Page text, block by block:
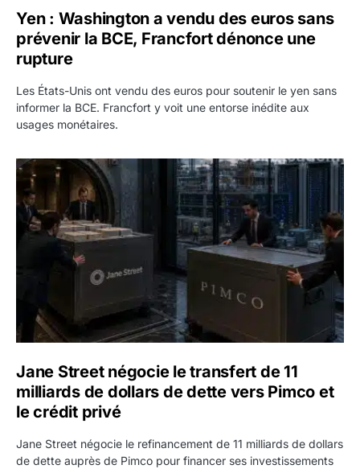
Yen : Washington a vendu des euros sans
prévenir la BCE, Francfort dénonce une
rupture
Les États-Unis ont vendu des euros pour soutenir le yen sans
informer la BCE. Francfort y voit une entorse inédite aux
usages monétaires.
Jane Street négocie le transfert de 11 milliards de
Jane Street négocie le transfert de 11
milliards de dollars de dette vers Pimco et
le crédit privé
Jane Street négocie le refinancement de 11 milliards de dollars
de dette auprès de Pimco pour financer ses investissements